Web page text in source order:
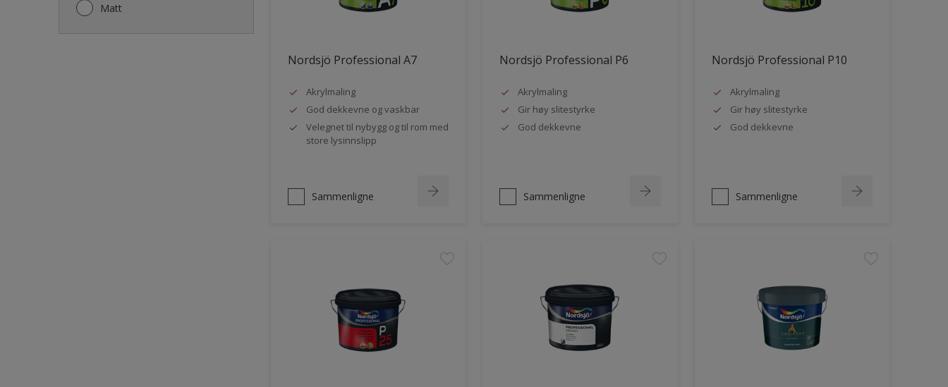
Matt
Nordsjö Professional A7
Akrylmaling
God dekkevne og vaskbar
Velegnet til nybygg og til rom med
store lysinnslipp
Sammenligne
Nordsjö Professional P6
Akrylmaling
Gir høy slitestyrke
God dekkevne
Sammenligne
Nordsjö Professional P10
Akrylmaling
Gir høy slitestyrke
God dekkevne
Sammenligne